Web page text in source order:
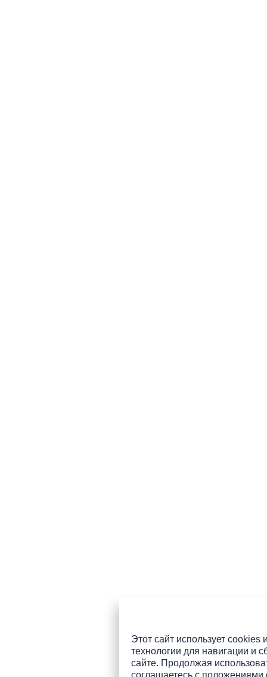
Этот сайт использует cookies
технологии для навигации и
сайте. Продолжая
соглашаетесь с положениями